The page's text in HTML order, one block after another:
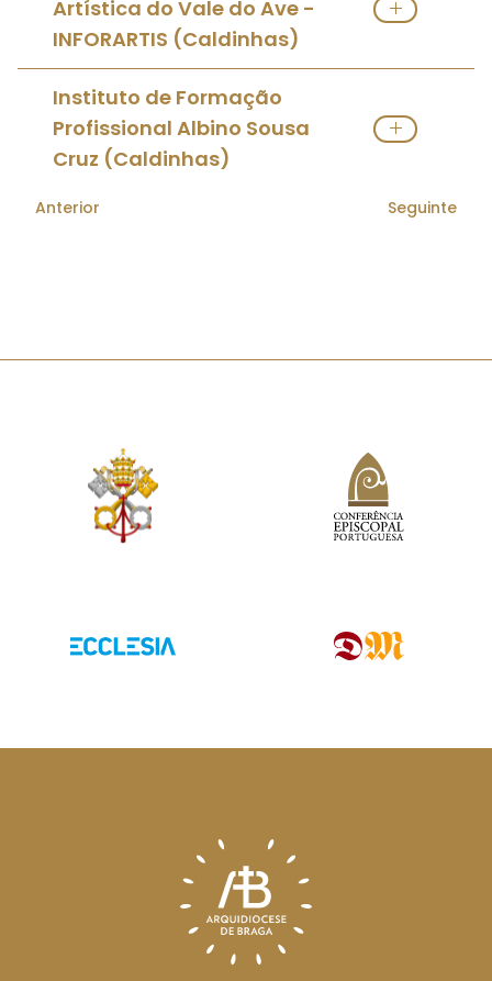
Artística do Vale do Ave -
INFORARTIS (Caldinhas)
Ver Escola Católica
Instituto de Formação
Profissional Albino Sousa
Cruz (Caldinhas)
Ver Escola Católica
Anterior Seguinte